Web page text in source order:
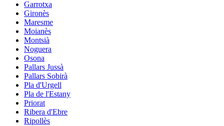
Garrotxa
Gironès
Maresme
Moianès
Montsià
Noguera
Osona
Pallars Jussà
Pallars Sobirà
Pla d'Urgell
Pla de l'Estany
Priorat
Ribera d'Ebre
Ripollès